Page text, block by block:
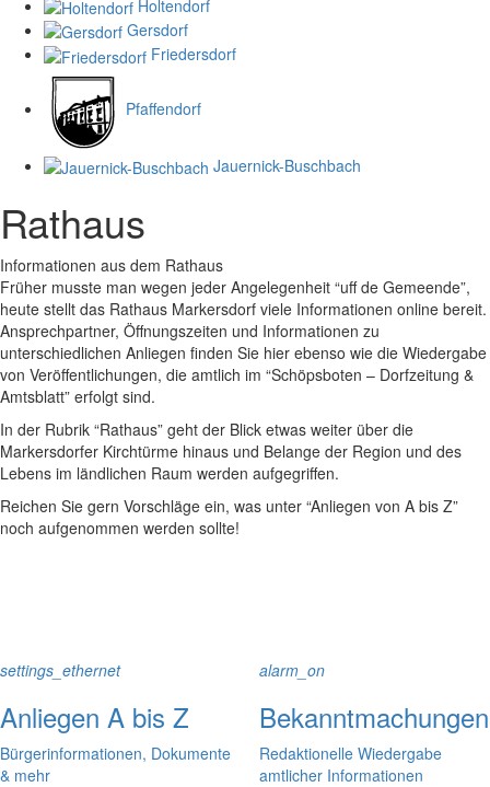
Holtendorf
Gersdorf
Friedersdorf
Pfaffendorf
Jauernick-Buschbach
Rathaus
Informationen aus dem Rathaus
Früher musste man wegen jeder Angelegenheit “uff de Gemeende”,
heute stellt das Rathaus Markersdorf viele Informationen online bereit.
Ansprechpartner, Öffnungszeiten und Informationen zu
unterschiedlichen Anliegen finden Sie hier ebenso wie die Wiedergabe
von Veröffentlichungen, die amtlich im “Schöpsboten – Dorfzeitung &
Amtsblatt” erfolgt sind.
In der Rubrik “Rathaus” geht der Blick etwas weiter über die
Markersdorfer Kirchtürme hinaus und Belange der Region und des
Lebens im ländlichen Raum werden aufgegriffen.
Reichen Sie gern Vorschläge ein, was unter “Anliegen von A bis Z”
noch aufgenommen werden sollte!
settings_ethernet
Anliegen A bis Z
Bürgerinformationen, Dokumente
& mehr
alarm_on
Bekanntmachungen
Redaktionelle Wiedergabe
amtlicher Informationen